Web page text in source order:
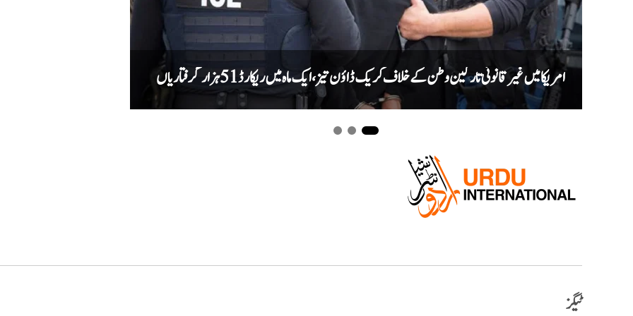
امریکا میں غیر قانونی تارکین وطن کے خلاف کریک ڈاؤن تیز، ایک ماہ میں ریکارڈ 51 ہزار گرفتاریاں
ٹیگز